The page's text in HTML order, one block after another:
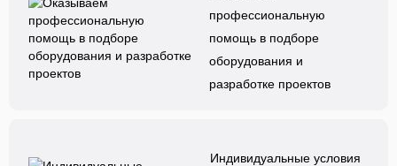
профессиональную
помощь в подборе
оборудования и
разработке проектов
Индивидуальные условия